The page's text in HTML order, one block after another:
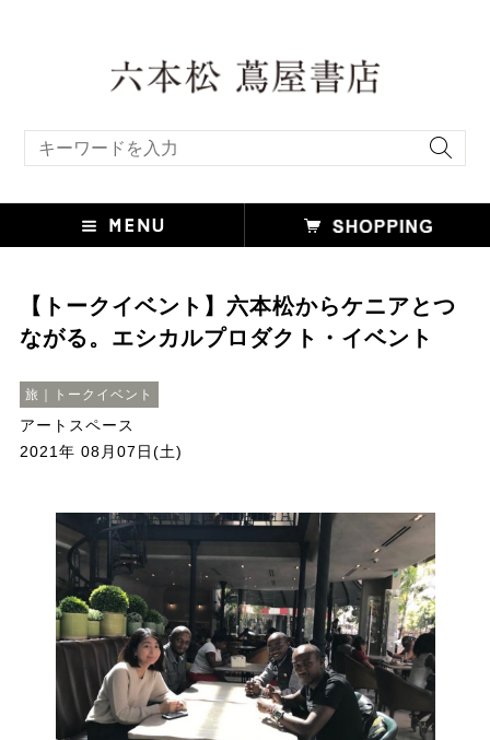
【トークイベント】六本松からケニアとつ
ながる。エシカルプロダクト・イベント
旅｜トークイベント
アートスペース
2021年 08月07日(土)